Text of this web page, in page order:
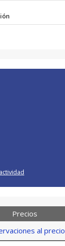
Precios
al precio